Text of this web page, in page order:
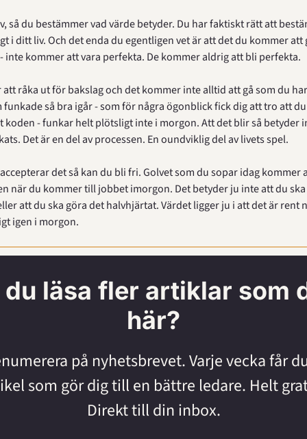
så du bestämmer vad värde betyder. Du har faktiskt rätt att
i ditt liv. Och det enda du egentligen vet är att det du kommer att
inte kommer att vara perfekta. De kommer aldrig att bli perfekta.
råka ut för bakslag och det kommer inte alltid att gå som du
funkade så bra igår - som för några ögonblick fick dig att tro att
koden - funkar helt plötsligt inte i morgon. Att det blir så betyder
Det är en del av processen. En oundviklig del av livets spel.
det så kan du bli fri. Golvet som du sopar idag kommer
när du kommer till jobbet imorgon. Det betyder ju inte att du
att du ska göra det halvhjärtat. Värdet ligger ju i att det är rent
igen i morgon.
läsa fler artiklar som
här?
på nyhetsbrevet. Varje vecka får
som gör dig till en bättre ledare. Helt
Direkt till din inbox.